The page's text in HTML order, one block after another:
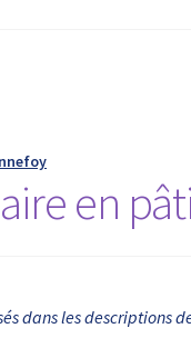
en
dans les descriptions